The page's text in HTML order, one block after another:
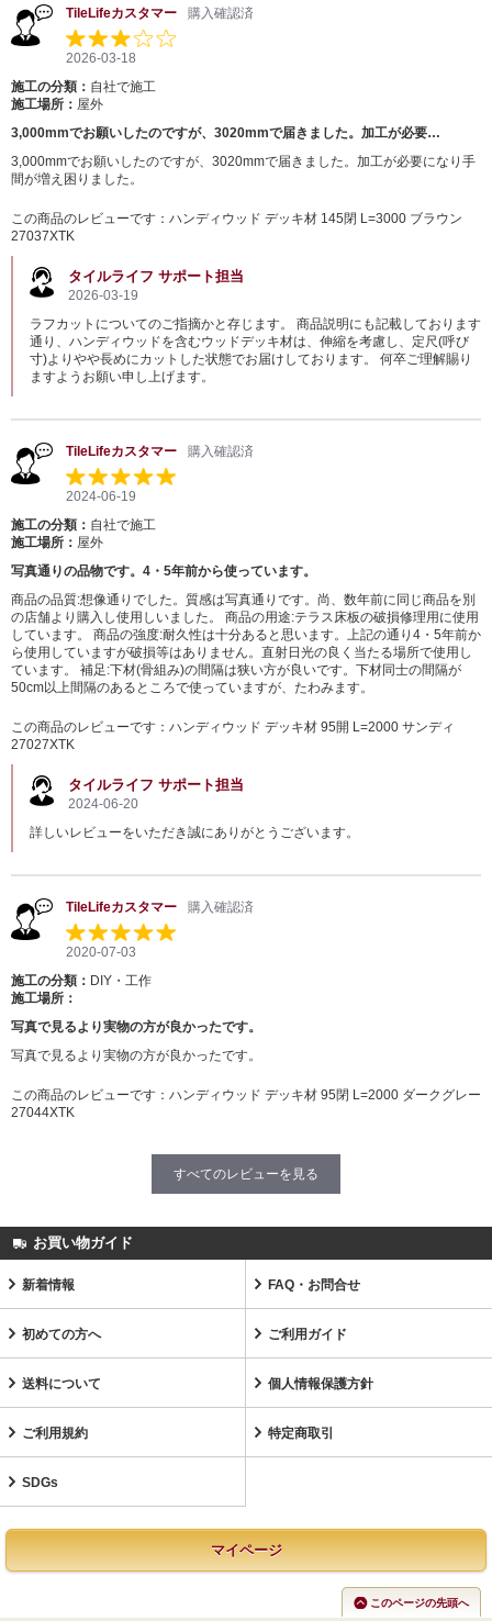
TileLifeカスタマー 購入確認済
2026-03-18
施工の分類： 自社で施工
施工場所： 屋外
3,000mmでお願いしたのですが、3020mmで届きました。加工が必要…
3,000mmでお願いしたのですが、3020mmで届きました。加工が必要になり手
間が増え困りました。
この商品のレビューです： ハンディウッド デッキ材 145閉 L=3000 ブラウン
27037XTK
タイルライフ サポート担当
2026-03-19
ラフカットについてのご指摘かと存じます。 商品説明にも記載しております
通り、ハンディウッドを含むウッドデッキ材は、伸縮を考慮し、定尺(呼び
寸)よりやや長めにカットした状態でお届けしております。 何卒ご理解賜り
ますようお願い申し上げます。
TileLifeカスタマー 購入確認済
2024-06-19
施工の分類： 自社で施工
施工場所： 屋外
写真通りの品物です。4・5年前から使っています。
商品の品質:想像通りでした。質感は写真通りです。尚、数年前に同じ商品を別
の店舗より購入し使用しいました。 商品の用途:テラス床板の破損修理用に使用
しています。 商品の強度:耐久性は十分あると思います。上記の通り4・5年前か
ら使用していますが破損等はありません。直射日光の良く当たる場所で使用し
ています。 補足:下材(骨組み)の間隔は狭い方が良いです。下材同士の間隔が
50cm以上間隔のあるところで使っていますが、たわみます。
この商品のレビューです： ハンディウッド デッキ材 95開 L=2000 サンディ
27027XTK
タイルライフ サポート担当
2024-06-20
詳しいレビューをいただき誠にありがとうございます。
TileLifeカスタマー 購入確認済
2020-07-03
施工の分類： DIY・工作
施工場所：
写真で見るより実物の方が良かったです。
写真で見るより実物の方が良かったです。
この商品のレビューです： ハンディウッド デッキ材 95閉 L=2000 ダークグレー
27044XTK
すべてのレビューを見る
お買い物ガイド
新着情報 FAQ・お問合せ
初めての方へ ご利用ガイド
送料について 個人情報保護方針
ご利用規約 特定商取引
SDGs
マイページ
このページの先頭へ